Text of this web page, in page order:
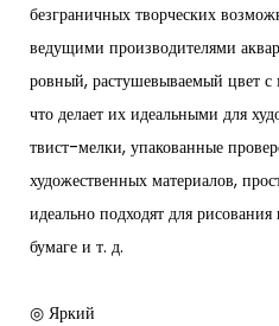
безграничных творческих
ведущими производителями
ровный, растушевываемый цвет
что делает их идеальными для
твист-мелки, упакованные
художественных материалов,
идеально подходят для
бумаге и т. д.
◎ Яркий